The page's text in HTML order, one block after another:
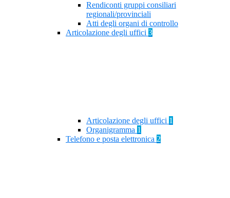
Rendiconti gruppi consiliari
regionali/provinciali
Atti degli organi di controllo
Articolazione degli uffici 3
Articolazione degli uffici 1
Organigramma 1
Telefono e posta elettronica 2